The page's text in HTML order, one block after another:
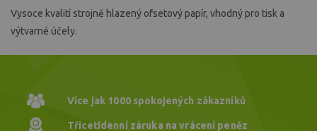
Vysoce kvalití strojně hlazený ofsetový papír, vhodný pro tisk a
výtvarné účely.
Více jak 1000spokojených zákazníků
Třicetidenní záruka na vrácení peněz